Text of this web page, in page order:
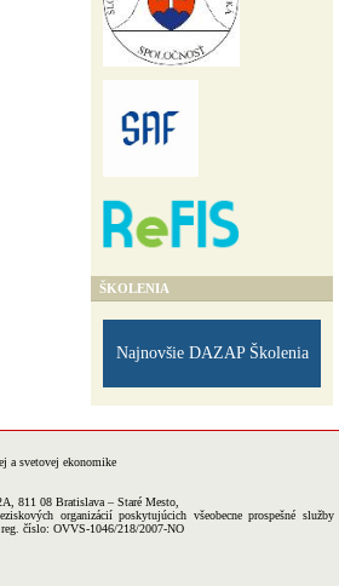
ŠKOLENIA
Najnovšie DAZAP Školenia
a svetovej ekonomike
811 08 Bratislava – Staré Mesto,
organizácií poskytujúcich všeobecne prospešné služby
číslo: OVVS-1046/218/2007-NO